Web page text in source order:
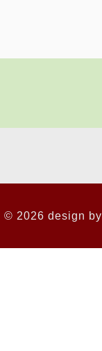
© 2026 design by